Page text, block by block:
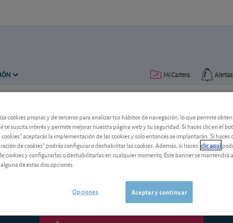
Alertas
Mi Cartera
de lectura: 3 min.
Interactive Brokers: ¡no se
El hecho de que este intermediario
cookies propias y de terceros para analizar tus hábitos de navegación, lo que permite
te suscita interés y permite mejorar nuestra página web y tu seguridad. Si haces clic en el
aceptarás la implementación de las cookies y solo entonces se implantarán. Si haces
de cookies" podrás configurar o deshabilitar las cookies. Además, si haces clic aquí
cookies y configurarlas o deshabilitarlas en cualquier momento. Este banner se mantendrá
de estas dos opciones.
Aceptar y continuar
Opciones